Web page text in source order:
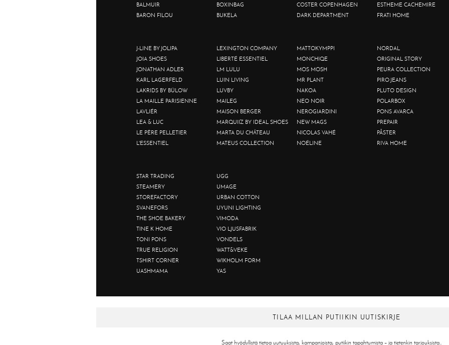
BALMUIR
BARON FILOU
BOXINBAG
BUKELA
COSTER COPENHAGEN
DARK DEPARTMENT
ESTHEME CACHEMIRE
FRATI HOME
J-LINE BY JOLIPA
JOIA SHOES
JONATHAN ADLER
KARL LAGERFELD
LAKRIDS BY BÜLOW
LA MAILLE PARISIENNE
LAVLIÉR
LEA & LUC
LE PÈRE PELLETIER
L'ESSENTIEL
LEXINGTON COMPANY
LIBERTÉ ESSENTIEL
LM LULU
LUIN LIVING
LUVBY
MAILEG
MAISON BERGER
MARQUIIZ BY IDEAL SHOES
MARTA DU CHÂTEAU
MATEUS COLLECTION
MATTOKYMPPI
MONCHIQE
MOS MOSH
MR PLANT
NAKOA
NEO NOIR
NEROGIARDINI
NEW MAGS
NICOLAS VAHÉ
NOÉLINE
NORDAL
ORIGINAL STORY
PEURA COLLECTION
PIRO JEANS
PLUTO DESIGN
POLARBOX
PONS AVARCA
PREPAIR
PÅSTER
RIVA HOME
STAR TRADING
STEAMERY
STOREFACTORY
SVANEFORS
THE SHOE BAKERY
TINE K HOME
TONI PONS
TRUE RELIGION
TSHIRT CORNER
UASHMAMA
UGG
UMAGE
URBAN COTTON
UYUNI LIGHTING
VIMODA
VIO LJUSFABRIK
VONDELS
WATT&VEKE
WIKHOLM FORM
YAS
TILAA MILLAN PUTIIKIN UUTISKIRJE
Saat hyödyllistä tietoa uutuuksista, kampanjoista, putiikin tapahtumista – ja tietenkin tarjouksista..